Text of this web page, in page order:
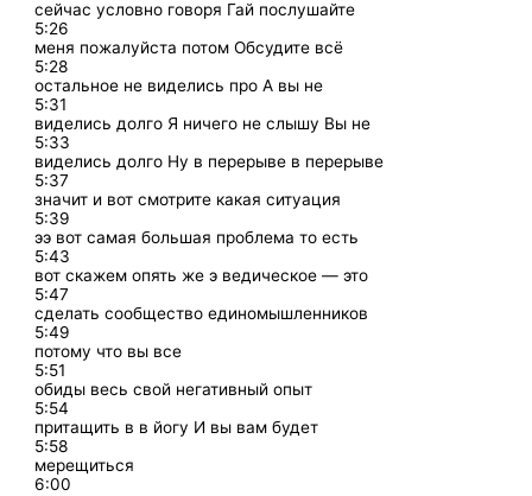
сейчас условно говоря Гай послушайте
5:26
меня пожалуйста потом Обсудите всё
5:28
остальное не виделись про А вы не
5:31
виделись долго Я ничего не слышу Вы не
5:33
виделись долго Ну в перерыве в перерыве
5:37
значит и вот смотрите какая ситуация
5:39
ээ вот самая большая проблема то есть
5:43
вот скажем опять же э ведическое — это
5:47
сделать сообщество единомышленников
5:49
потому что вы все
5:51
обиды весь свой негативный опыт
5:54
притащить в в йогу И вы вам будет
5:58
мерещиться
6:00